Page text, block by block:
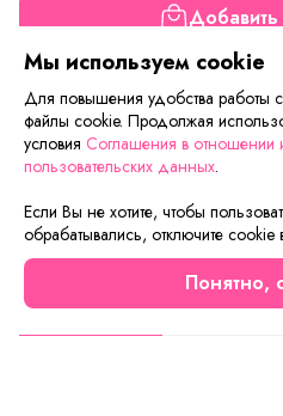
Если вам нужна только эта
воспользоваться функцией
Заполните форму, и через
перезвонит менеджер. Он
ответит на вопросы, а также
оплаты и доставки.
Описание товараХарактеристики
Мы используем cookie
Для повышения удобства работы
файлы cookie. Продолжая
условия Соглашения в отношении
пользовательских данных.
Если Вы не хотите, чтобы
обрабатывались, отключите cookie
Понятно,